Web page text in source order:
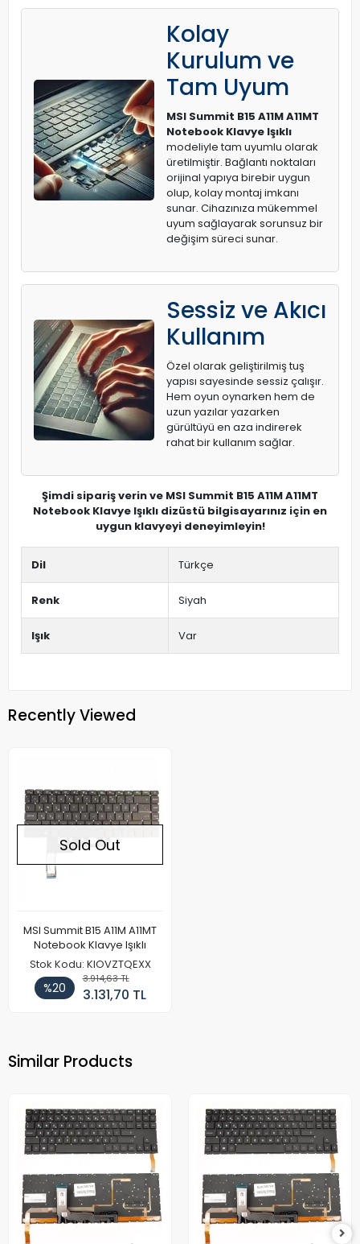
Kolay
Kurulum ve
Tam Uyum
MSI Summit B15 A11M A11MT
Notebook Klavye Işıklı
modeliyle tam uyumlu olarak
üretilmiştir. Bağlantı noktaları
orijinal yapıya birebir uygun
olup, kolay montaj imkanı
sunar. Cihazınıza mükemmel
uyum sağlayarak sorunsuz bir
değişim süreci sunar.
Sessiz ve Akıcı
Kullanım
Özel olarak geliştirilmiş tuş
yapısı sayesinde sessiz çalışır.
Hem oyun oynarken hem de
uzun yazılar yazarken
gürültüyü en aza indirerek
rahat bir kullanım sağlar.
Şimdi sipariş verin ve MSI Summit B15 A11M A11MT
Notebook Klavye Işıklı dizüstü bilgisayarınız için en
uygun klavyeyi deneyimleyin!
Dil Türkçe
Renk Siyah
Işık Var
Recently Viewed
Sold Out
MSI Summit B15 A11M A11MT
Notebook Klavye Işıklı
Stok Kodu: KIOVZTQEXX
%20
3.914,63 TL
3.131,70 TL
Similar Products